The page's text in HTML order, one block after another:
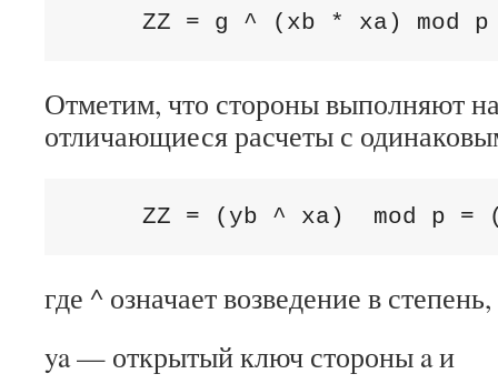
     ZZ = g ^ (xb * xa) mod p
Отметим, что стороны выполняют
отличающиеся расчеты с
ZZ = (yb ^ xa)  mod p =
где ^ означает возведение в степень,
ya — открытый ключ стороны a и